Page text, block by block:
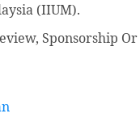
(IIUM).
Sponsorship Or